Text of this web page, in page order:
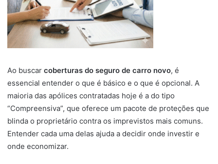
Ao buscar coberturas do seguro de carro novo, é
essencial entender o que é básico e o que é opcional. A
maioria das apólices contratadas hoje é a do tipo
“Compreensiva”, que oferece um pacote de proteções que
blinda o proprietário contra os imprevistos mais comuns.
Entender cada uma delas ajuda a decidir onde investir e
onde economizar.